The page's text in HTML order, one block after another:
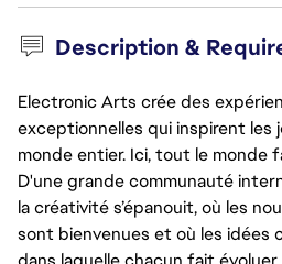
Description &
Electronic Arts crée des
exceptionnelles qui inspirent les
monde entier. Ici, tout le monde
D'une grande communauté
la créativité s’épanouit, où les
sont bienvenues et où les idées